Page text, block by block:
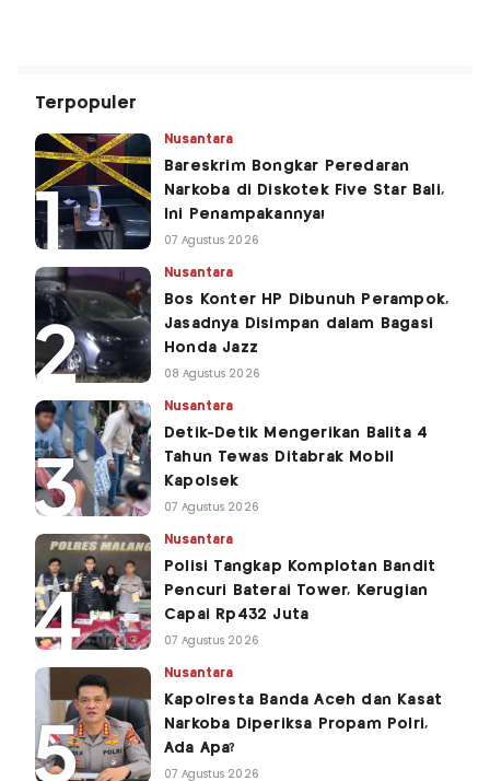
Terpopuler
Nusantara
Bareskrim Bongkar Peredaran
Narkoba di Diskotek Five Star Bali,
Ini Penampakannya!
07 Agustus 2026
Nusantara
Bos Konter HP Dibunuh Perampok,
Jasadnya Disimpan dalam Bagasi
Honda Jazz
08 Agustus 2026
Nusantara
Detik-Detik Mengerikan Balita 4
Tahun Tewas Ditabrak Mobil
Kapolsek
07 Agustus 2026
Nusantara
Polisi Tangkap Komplotan Bandit
Pencuri Baterai Tower, Kerugian
Capai Rp432 Juta
07 Agustus 2026
Nusantara
Kapolresta Banda Aceh dan Kasat
Narkoba Diperiksa Propam Polri,
Ada Apa?
07 Agustus 2026